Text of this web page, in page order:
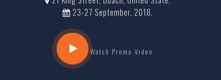
23-27 September, 2018.
Watch Promo Video